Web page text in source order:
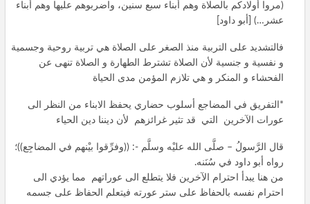
(مروا أولادكم بالصلاة وهم أبناء سبع سنين، واضربوهم عليها وهم أبناء
عشر…) [أبو داود]
فالتشديد على التربية منذ الصغر على الصلاة هي تربية روحية وجسمية
و نفسية و جنسية لأن الصلاة تشترط الطهارة و الصلاة تنهى عن
الفحشاء و المنكر و هي تلازم المؤمن مدى الحياة
*التفريق في المضاجع أسلوب حضاري يحفظ الابناء من النظر الى
عورات الآخرين التي قد تثير غرائزهم لأن ديننا دين الحياء
قال الرَّسولُ – صلَّى الله عليْه وسلَّم -: ((وفرِّقوا بيْنهم في المضاجِع))؛
رواه أبو داود في سُنَنه.
من هنا يبدأ احترام الآخرين فلا يتطلع الى عوراتهم مما يؤدي الى
احترام نفسه بالحفاظ على ستر عورته فيتعلم الحفاظ على جسمه